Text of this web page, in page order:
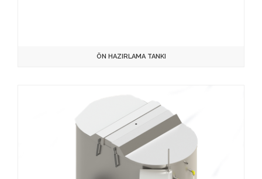
ÖN HAZIRLAMA TANKI